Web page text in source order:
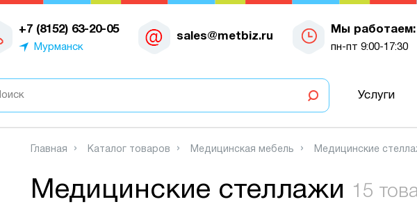
+7 (8152) 63-20-05
Мурманск
sales@metbiz.ru
Мы работаем:
пн-пт 9:00-17:30
Услуги
Главная Каталог товаров Медицинская мебель Медицинские
Медицинские стеллажи 15